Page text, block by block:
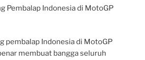
Pembalap Indonesia di MotoGP
pembalap Indonesia di MotoGP
membuat bangga seluruh